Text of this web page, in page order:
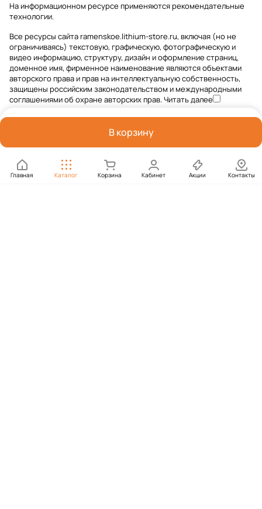
В корзину
Главная Каталог Корзина Кабинет Акции Контакты
На информационном ресурсе применяютсярекомендательные
технологии.
Все ресурсы сайта ramenskoe.lithium-store.ru, включая (но не
ограничиваясь) текстовую, графическую, фотографическую и
видео информацию, структуру, дизайн и оформление страниц,
доменное имя, фирменное наименование являются объектами
авторского права и прав на интеллектуальную собственность,
защищены российским законодательством и международными
соглашениями об охране авторских прав.Читать далее